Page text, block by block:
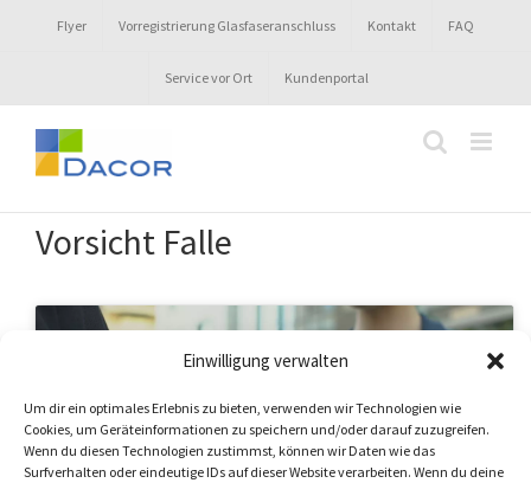
Einwilligung verwalten
Um dir ein optimales Erlebnis zu bieten, verwenden wir Technologien wie
Cookies, um Geräteinformationen zu speichern und/oder darauf zuzugreifen.
Wenn du diesen Technologien zustimmst, können wir Daten wie das
Surfverhalten oder eindeutige IDs auf dieser Website verarbeiten. Wenn du deine
Flyer Vorregistrierung Glasfaseranschluss Kontakt FAQ
Service vor Ort Kundenportal
Vorsicht Falle
Klicke hier, um Marketing-Cookies zu
akzeptieren und diesen Inhalt zu aktivieren